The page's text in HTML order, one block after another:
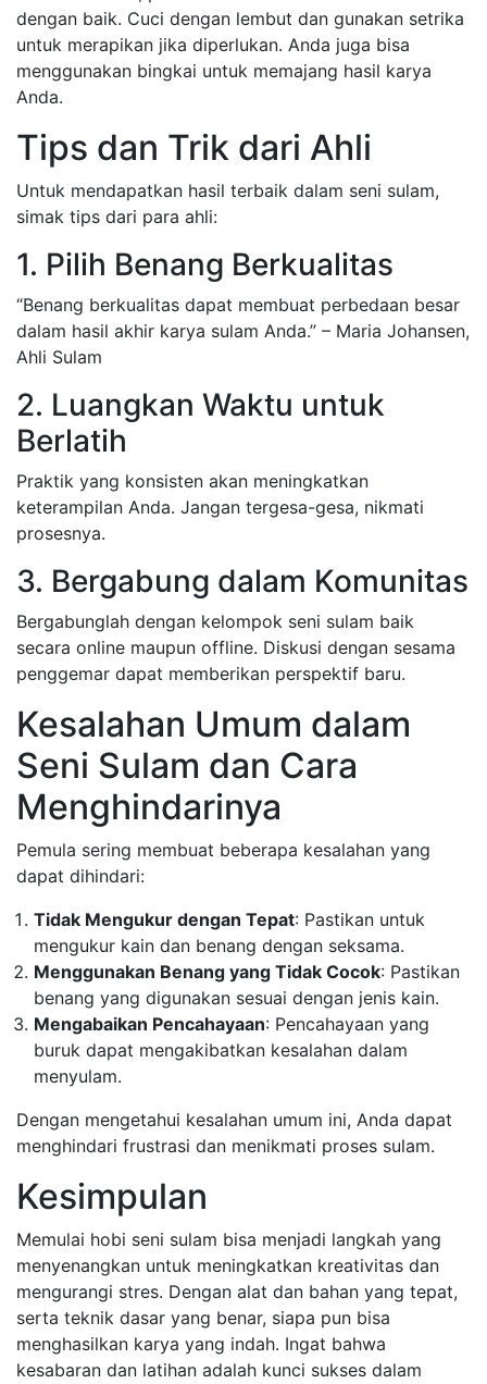
dengan baik. Cuci dengan lembut dan gunakan setrika
untuk merapikan jika diperlukan. Anda juga bisa
menggunakan bingkai untuk memajang hasil karya
Anda.
Tips dan Trik dari Ahli
Untuk mendapatkan hasil terbaik dalam seni sulam,
simak tips dari para ahli:
1. Pilih Benang Berkualitas
“Benang berkualitas dapat membuat perbedaan besar
dalam hasil akhir karya sulam Anda.” – Maria Johansen,
Ahli Sulam
2. Luangkan Waktu untuk
Berlatih
Praktik yang konsisten akan meningkatkan
keterampilan Anda. Jangan tergesa-gesa, nikmati
prosesnya.
3. Bergabung dalam Komunitas
Bergabunglah dengan kelompok seni sulam baik
secara online maupun offline. Diskusi dengan sesama
penggemar dapat memberikan perspektif baru.
Kesalahan Umum dalam
Seni Sulam dan Cara
Menghindarinya
Pemula sering membuat beberapa kesalahan yang
dapat dihindari:
Tidak Mengukur dengan Tepat: Pastikan untuk
mengukur kain dan benang dengan seksama.
Menggunakan Benang yang Tidak Cocok: Pastikan
benang yang digunakan sesuai dengan jenis kain.
Mengabaikan Pencahayaan: Pencahayaan yang
buruk dapat mengakibatkan kesalahan dalam
menyulam.
Dengan mengetahui kesalahan umum ini, Anda dapat
menghindari frustrasi dan menikmati proses sulam.
Kesimpulan
Memulai hobi seni sulam bisa menjadi langkah yang
menyenangkan untuk meningkatkan kreativitas dan
mengurangi stres. Dengan alat dan bahan yang tepat,
serta teknik dasar yang benar, siapa pun bisa
menghasilkan karya yang indah. Ingat bahwa
kesabaran dan latihan adalah kunci sukses dalam